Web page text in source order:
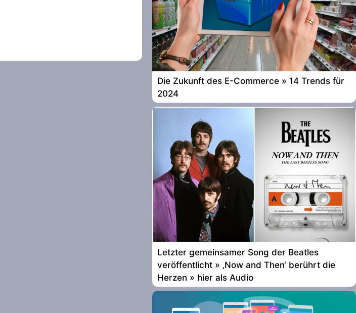
Die Zukunft des E-Commerce » 14 Trends für
2024
Letzter gemeinsamer Song der Beatles
veröffentlicht » ‚Now and Then‘ berührt die
Herzen » hier als Audio